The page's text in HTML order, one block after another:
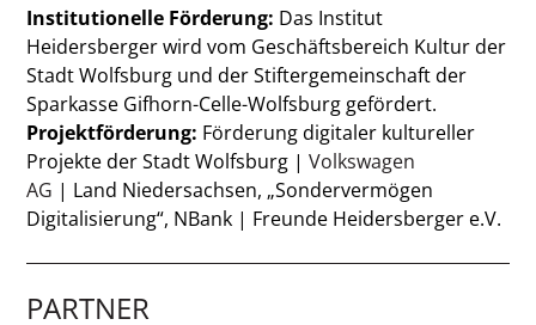
Institutionelle Förderung: Das Institut
Heidersberger wird vom Geschäftsbereich Kultur der
Stadt Wolfsburg und der Stiftergemeinschaft der
Sparkasse Gifhorn-Celle-Wolfsburg gefördert.
Projektförderung: Förderung digitaler kultureller
Projekte der Stadt Wolfsburg |Volkswagen
AG | Land Niedersachsen, „Sondervermögen
Digitalisierung“, NBank | Freunde Heidersberger e.V.
PARTNER